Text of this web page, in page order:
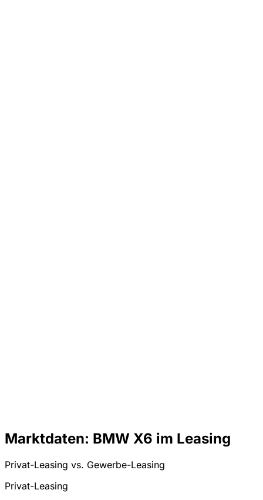
Marktdaten: BMW X6 im Leasing
Privat-Leasing vs. Gewerbe-Leasing
Privat-Leasing